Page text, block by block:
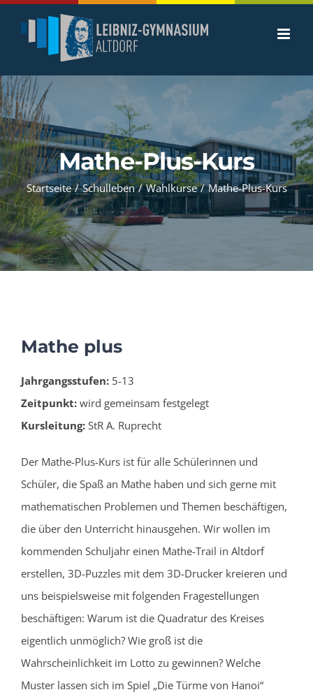
Inhalt
Mathe-Plus-Kurs
Startseite / Schulleben / Wahlkurse / Mathe-Plus-Kurs
Mathe plus
Jahrgangsstufen: 5-13
Zeitpunkt: wird gemeinsam festgelegt
Kursleitung: StR A. Ruprecht
Der Mathe-Plus-Kurs ist für alle Schülerinnen und
Schüler, die Spaß an Mathe haben und sich gerne mit
mathematischen Problemen und Themen beschäftigen,
die über den Unterricht hinausgehen. Wir wollen im
kommenden Schuljahr einen Mathe-Trail in Altdorf
erstellen, 3D-Puzzles mit dem 3D-Drucker kreieren und
uns beispielsweise mit folgenden Fragestellungen
beschäftigen: Warum ist die Quadratur des Kreises
eigentlich unmöglich? Wie groß ist die
Wahrscheinlichkeit im Lotto zu gewinnen? Welche
Muster lassen sich im Spiel „Die Türme von Hanoi“